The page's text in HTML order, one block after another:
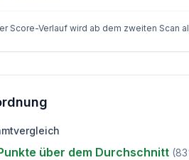
Score-Verlauf wird ab dem zweiten Scan
über dem Durchschnitt (83